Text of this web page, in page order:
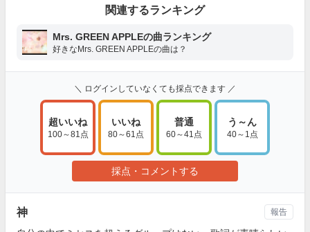
関連するランキング
Mrs. GREEN APPLEの曲ランキング
好きなMrs. GREEN APPLEの曲は？
＼ ログインしていなくても採点できます ／
超いいね
100～81点
いいね
80～61点
普通
60～41点
う～ん
40～1点
採点・コメントする
神 報告